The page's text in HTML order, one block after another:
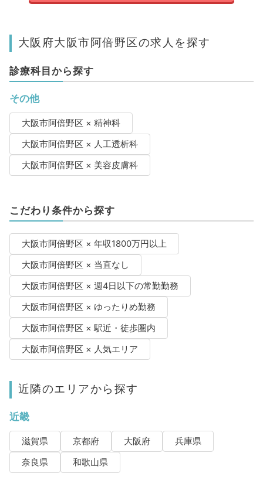
大阪府大阪市阿倍野区の求人を探す
診療科目から探す
その他
大阪市阿倍野区 × 精神科
大阪市阿倍野区 × 人工透析科
大阪市阿倍野区 × 美容皮膚科
こだわり条件から探す
大阪市阿倍野区 × 年収1800万円以上
大阪市阿倍野区 × 当直なし
大阪市阿倍野区 × 週4日以下の常勤勤務
大阪市阿倍野区 × ゆったりめ勤務
大阪市阿倍野区 × 駅近・徒歩圏内
大阪市阿倍野区 × 人気エリア
近隣のエリアから探す
近畿
滋賀県 京都府 大阪府
兵庫県
奈良県
和歌山県